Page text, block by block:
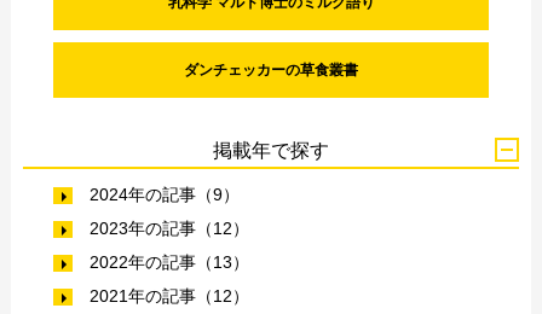
ダンチェッカーの草食叢書
掲載年で探す
2024年の記事（9）
2023年の記事（12）
2022年の記事（13）
2021年の記事（12）